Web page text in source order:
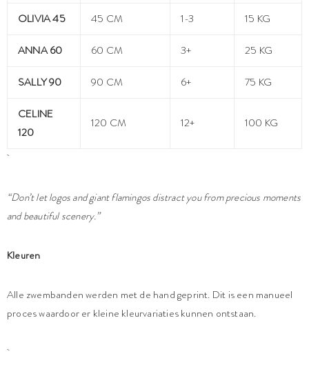
OLIVIA 45 45 CM 1-3 15 KG
ANNA 60 60 CM 3+ 25 KG
SALLY 90 90 CM 6+ 75 KG
CELINE
120
120 CM 12+ 100 KG
“Don’t let logos and giant flamingos distract you from precious moments
and beautiful scenery.”
Kleuren
Alle zwembanden werden met de hand geprint. Dit is een manueel
proces waardoor er kleine kleurvariaties kunnen ontstaan.